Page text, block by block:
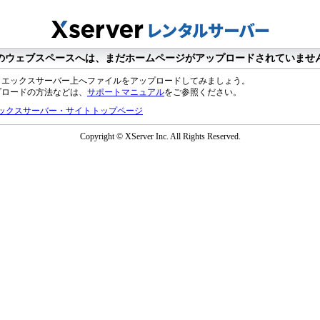
ウェブスペースへは、まだホームページがアップロードされていませ
ックスサーバー上へファイルをアップロードしてみましょう。
ードの方法などは、 サポートマニュアルをご参照ください。
クスサーバー・サイトトップページ
Copyright © XServer Inc. All Rights Reserved.